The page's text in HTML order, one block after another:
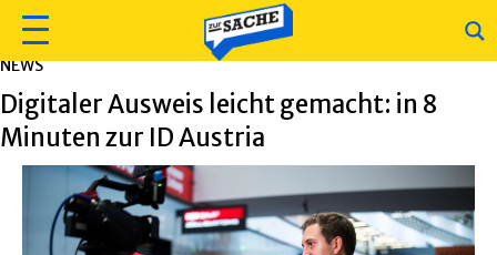
NEWS
Digitaler Ausweis leicht gemacht: in 8
Minuten zur ID Austria